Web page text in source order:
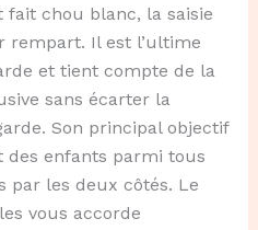
fait chou blanc, la saisie
rempart. Il est l’ultime
et tient compte de la
sans écarter la
Son principal objectif
des enfants parmi tous
par les deux côtés. Le
vous accorde